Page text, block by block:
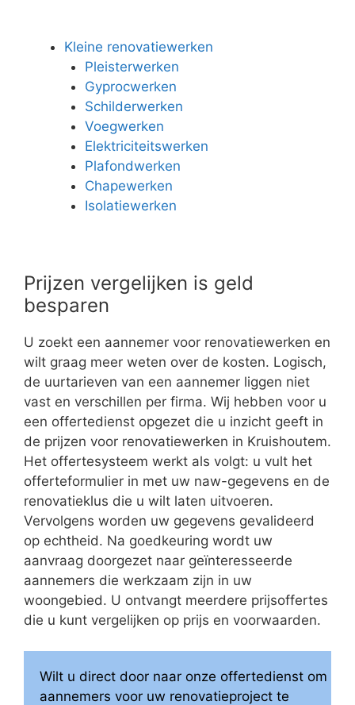
Kleine renovatiewerken
Pleisterwerken
Gyprocwerken
Schilderwerken
Voegwerken
Elektriciteitswerken
Plafondwerken
Chapewerken
Isolatiewerken
Prijzen vergelijken is geld
besparen
U zoekt een aannemer voor renovatiewerken en
wilt graag meer weten over de kosten. Logisch,
de uurtarieven van een aannemer liggen niet
vast en verschillen per firma. Wij hebben voor u
een offertedienst opgezet die u inzicht geeft in
de prijzen voor renovatiewerken in Kruishoutem.
Het offertesysteem werkt als volgt: u vult het
offerteformulier in met uw naw-gegevens en de
renovatieklus die u wilt laten uitvoeren.
Vervolgens worden uw gegevens gevalideerd
op echtheid. Na goedkeuring wordt uw
aanvraag doorgezet naar geïnteresseerde
aannemers die werkzaam zijn in uw
woongebied. U ontvangt meerdere prijsoffertes
die u kunt vergelijken op prijs en voorwaarden.
Wilt u direct door naar onze offertedienst om
aannemers voor uw renovatieproject te